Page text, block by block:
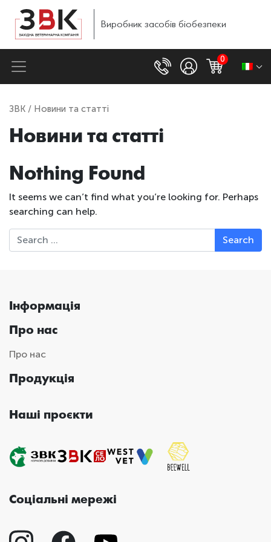
Виробник засобів біобезпеки
0
ЗВК / Новини та статті
Новини та статті
Nothing Found
It seems we can’t find what you’re looking for. Perhaps
searching can help.
Search
Інформація
Про нас
Про нас
Продукція
Наші проєкти
Соціальні мережі